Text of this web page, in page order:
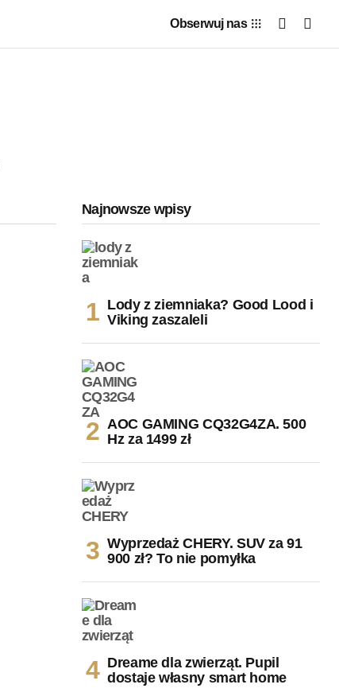
Obserwuj nas
Najnowsze wpisy
Lody z ziemniaka? Good Lood i
Viking zaszaleli
AOC GAMING CQ32G4ZA. 500
Hz za 1499 zł
Wyprzedaż CHERY. SUV za 91
900 zł? To nie pomyłka
Dreame dla zwierząt. Pupil
dostaje własny smart home